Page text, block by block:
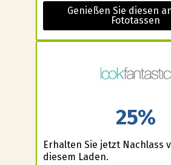
Genießen Sie diesen
Fototassen
25%
Erhalten Sie jetzt Nachlass
diesem Laden.